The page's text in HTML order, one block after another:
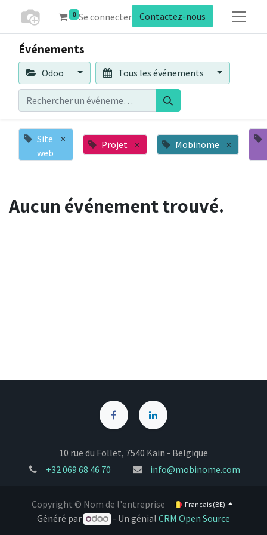
0 Se connecter Contactez-nous
Événements
Odoo Tous les événements
Site
web
× Projet × Mobinome ×
Aucun événement trouvé.
10 rue du Follet, 7540 Kain - Belgique
+32 069 68 46 70 info@mobinome.com
Copyright © Nom de l'entreprise Français (BE)
Généré par - Un génialCRM Open Source